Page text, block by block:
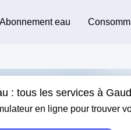
Abonnement eau
: tous les services à
en ligne pour trouver